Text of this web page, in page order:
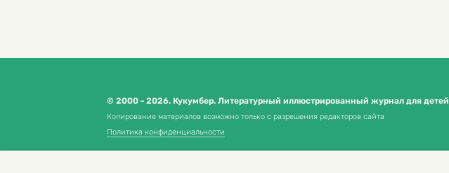
© 2000 – 2026. Кукумбер. Литературный иллюстрированный журнал для детей
Копирование материалов возможно только с разрешения редакторов сайта
Политика конфиденциальности